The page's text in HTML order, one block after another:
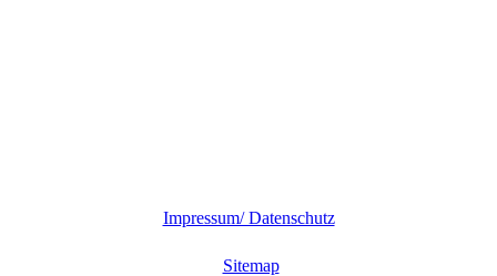
Impressum/ Datenschutz
Sitemap